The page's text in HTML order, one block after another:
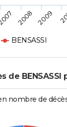
BENSASSI
2008 2009
de BENSASSI
nombre de